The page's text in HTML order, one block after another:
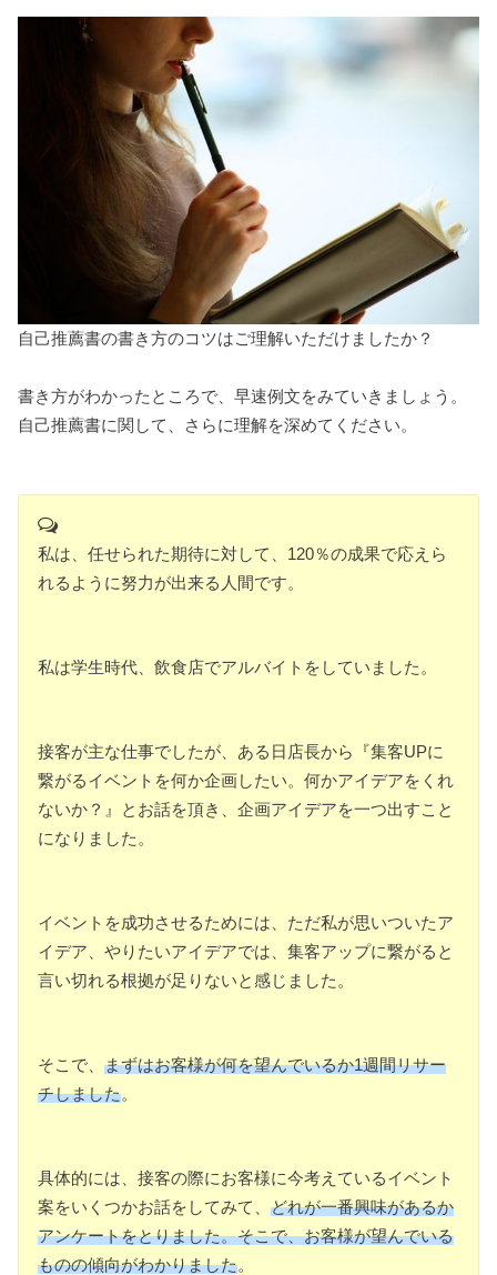
自己推薦書の書き方のコツはご理解いただけましたか？
書き方がわかったところで、早速例文をみていきましょう。
自己推薦書に関して、さらに理解を深めてください。
私は、任せられた期待に対して、120％の成果で応えら
れるように努力が出来る人間です。
私は学生時代、飲食店でアルバイトをしていました。
接客が主な仕事でしたが、ある日店長から『集客UPに
繋がるイベントを何か企画したい。何かアイデアをくれ
ないか？』とお話を頂き、企画アイデアを一つ出すこと
になりました。
イベントを成功させるためには、ただ私が思いついたア
イデア、やりたいアイデアでは、集客アップに繋がると
言い切れる根拠が足りないと感じました。
そこで、まずはお客様が何を望んでいるか1週間リサー
チしました。
具体的には、接客の際にお客様に今考えているイベント
案をいくつかお話をしてみて、どれが一番興味があるか
アンケートをとりました。そこで、お客様が望んでいる
ものの傾向がわかりました。